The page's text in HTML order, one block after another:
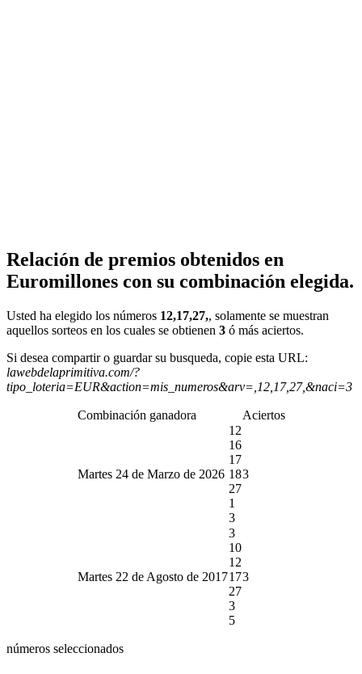
Relación de premios obtenidos en
Euromillones con su combinación elegida.
Usted ha elegido los números 12,17,27,, solamente se muestran
aquellos sorteos en los cuales se obtienen 3 ó más aciertos.
Si desea compartir o guardar su busqueda, copie esta URL:
lawebdelaprimitiva.com/?
tipo_loteria=EUR&action=mis_numeros&arv=,12,17,27,&naci=3
Combinación ganadora Aciertos
Martes 24 de Marzo de 2026
12
16
17
18
27
1
3
3
Martes 22 de Agosto de 2017
3
10
12
17
27
3
5
3
números seleccionados